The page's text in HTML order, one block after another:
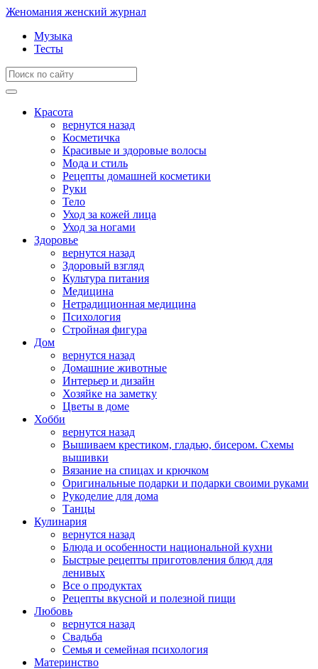
Женомания женский журнал
Музыка
Тесты
Красота
вернутся назад
Косметичка
Красивые и здоровые волосы
Мода и стиль
Рецепты домашней косметики
Руки
Тело
Уход за кожей лица
Уход за ногами
Здоровье
вернутся назад
Здоровый взгляд
Культура питания
Медицина
Нетрадиционная медицина
Психология
Стройная фигура
Дом
вернутся назад
Домашние животные
Интерьер и дизайн
Хозяйке на заметку
Цветы в доме
Хобби
вернутся назад
Вышиваем крестиком, гладью, бисером. Схемы
вышивки
Вязание на спицах и крючком
Оригинальные подарки и подарки своими руками
Рукоделие для дома
Танцы
Кулинария
вернутся назад
Блюда и особенности национальной кухни
Быстрые рецепты приготовления блюд для
ленивых
Все о продуктах
Рецепты вкусной и полезной пищи
Любовь
вернутся назад
Свадьба
Семья и семейная психология
Материнство